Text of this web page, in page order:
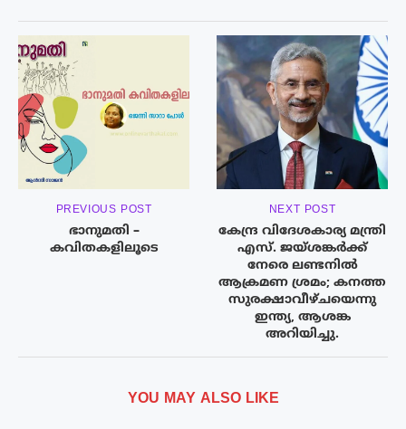
PREVIOUS POST
ഭാനുമതി –
കവിതകളിലൂടെ
NEXT POST
കേന്ദ്ര വിദേശകാര്യ മന്ത്രി
എസ്‌. ജയ്‌ശങ്കർ‍ക്ക്
നേരെ ലണ്ടനിൽ
ആക്രമണ ശ്രമം; കനത്ത
സുരക്ഷാവീഴ്ചയെന്നു
ഇന്ത്യ, ആശങ്ക
അറിയിച്ചു.
YOU MAY ALSO LIKE